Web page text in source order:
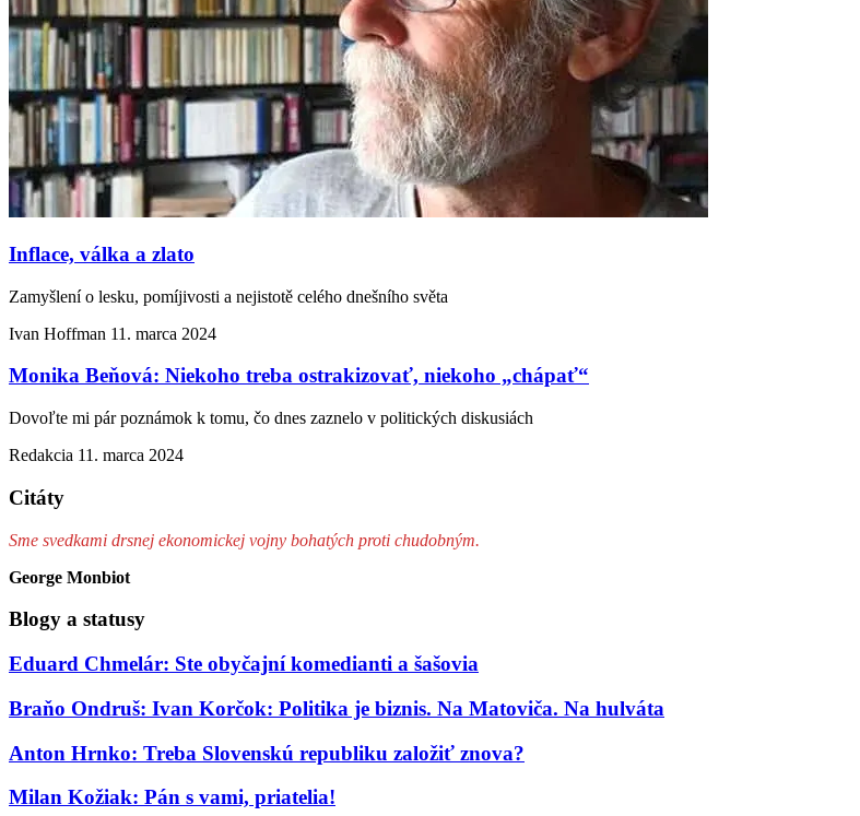
Inflace, válka a zlato
Zamyšlení o lesku, pomíjivosti a nejistotě celého dnešního světa
Ivan Hoffman 11. marca 2024
Monika Beňová: Niekoho treba ostrakizovať, niekoho „chápať“
Dovoľte mi pár poznámok k tomu, čo dnes zaznelo v politických diskusiách
Redakcia 11. marca 2024
Citáty
Sme svedkami drsnej ekonomickej vojny bohatých proti chudobným.
George Monbiot
Blogy a statusy
Eduard Chmelár: Ste obyčajní komedianti a šašovia
Braňo Ondruš: Ivan Korčok: Politika je biznis. Na Matoviča. Na hulváta
Anton Hrnko: Treba Slovenskú republiku založiť znova?
Milan Kožiak: Pán s vami, priatelia!